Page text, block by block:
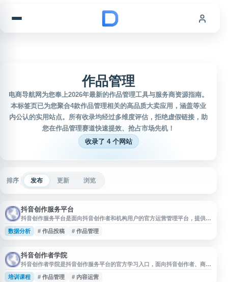
作品管理
电商导航网为您奉上2026年最新的作品管理工具与服务商资源指南。
本标签页已为您聚合4款作品管理相关的高品质大卖应用，涵盖等业
内公认的实用站点。所有收录均经过多维度评估，拒绝虚假链接，助
您在作品管理赛道快速提效、抢占市场先机！
收录了 4 个网站
排序 发布 更新 浏览
抖音创作服务平台
抖音创作服务平台是面向抖音创作者和机构用户的官方运营管理平台，提供作
品投稿、内容管理、授权管理、互动管理、数据中心等功能，帮助创作者查看
账号与作品数据、管理发布内容、处理粉丝互动，并支持机构进行创作者协作
数据分析 # 作品投稿 # 作品管理
抖音创作者学院
抖音创作者学院是抖音创作服务平台的官方学习入口，面向抖音创作者、商家
号、达人团队和管理机构，提供创作规则、内容运营、投稿规范、账号管理、
作品优化和数据分析等相关课程与指引。平台依托抖音创作者中心能力，适合
培训课程 # 作品管理 # 内容运营